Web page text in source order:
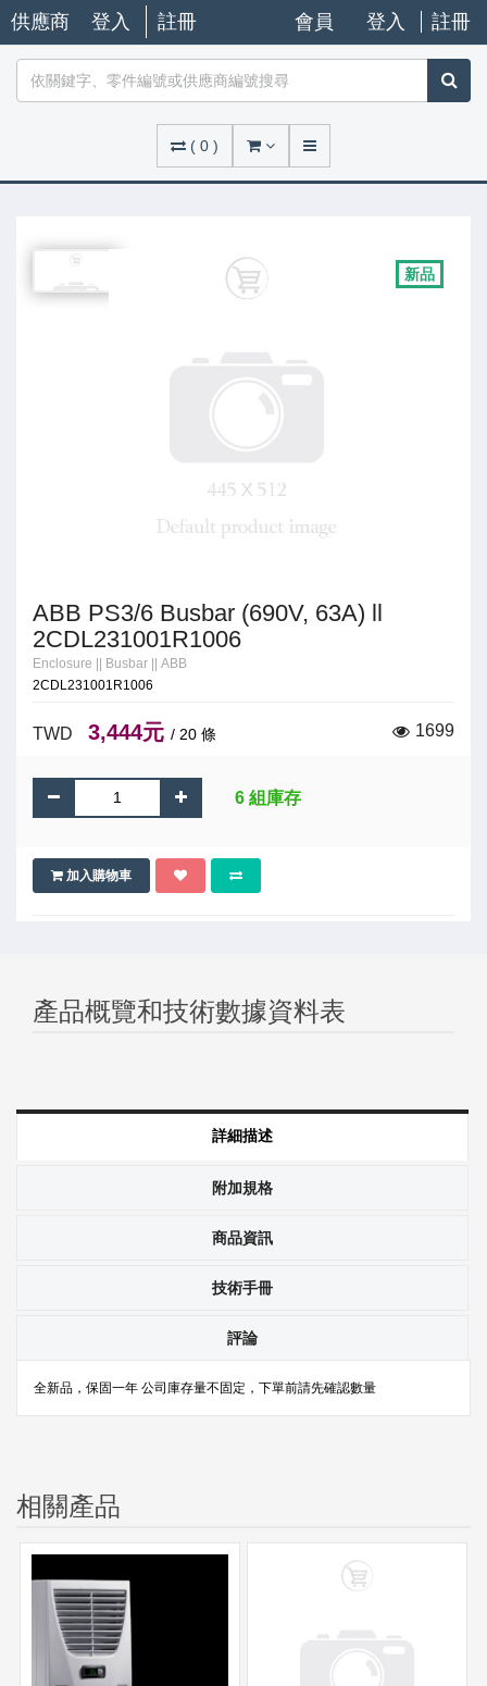
供應商 登入 註冊 會員 登入 註冊
( 0 )
新品
ABB PS3/6 Busbar (690V, 63A) ll
2CDL231001R1006
Enclosure Busbar
ABB
2CDL231001R1006
TWD 3,444元 / 20 條 1699
6 組庫存
加入購物車
產品概覽和技術數據資料表
詳細描述
附加規格
商品資訊
技術手冊
評論
全新品，保固一年 公司庫存量不固定，下單前請先確認數量
相關產品